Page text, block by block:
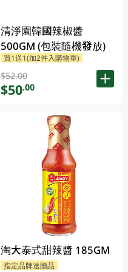
清淨園韓國辣椒醬
500GM (包裝隨機發放)
買1送1(加2件入購物車)
$52.00
$50.00
淘大泰式甜辣醬 185GM
指定品牌送贈品